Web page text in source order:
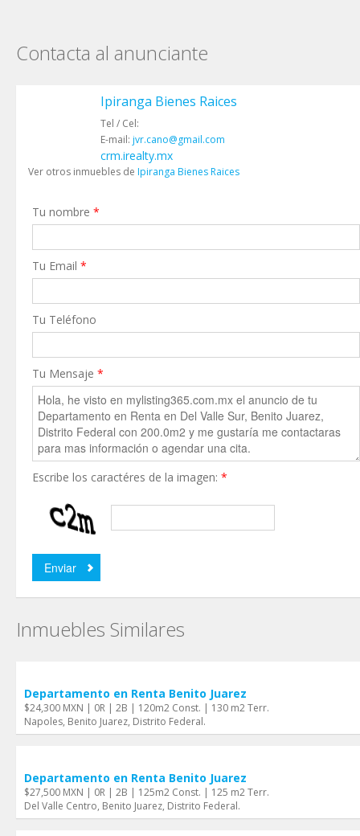
Contacta al anunciante
Ipiranga Bienes Raices
Tel / Cel:
E-mail: jvr.cano@gmail.com
crm.irealty.mx
Ver otros inmuebles de Ipiranga Bienes Raices
Tu nombre *
Tu Email *
Tu Teléfono
Tu Mensaje *
Escribe los caractéres de la imagen: *
Inmuebles Similares
Departamento en Renta Benito Juarez
$24,300 MXN | 0R | 2B | 120m2 Const. | 130 m2 Terr.
Napoles, Benito Juarez, Distrito Federal.
Departamento en Renta Benito Juarez
$27,500 MXN | 0R | 2B | 125m2 Const. | 125 m2 Terr.
Del Valle Centro, Benito Juarez, Distrito Federal.